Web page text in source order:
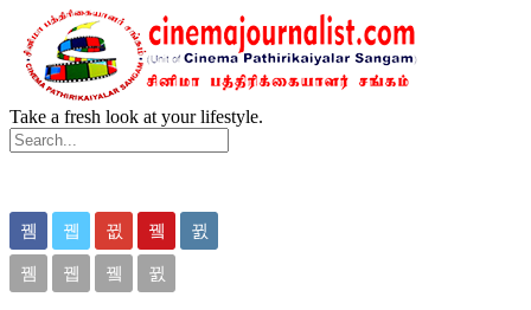
Take a fresh look at your lifestyle.